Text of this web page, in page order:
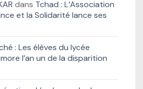
dans Tchad : L’Association
et la Solidarité lance ses
: Les élèves du lycée
l’an un de la disparition